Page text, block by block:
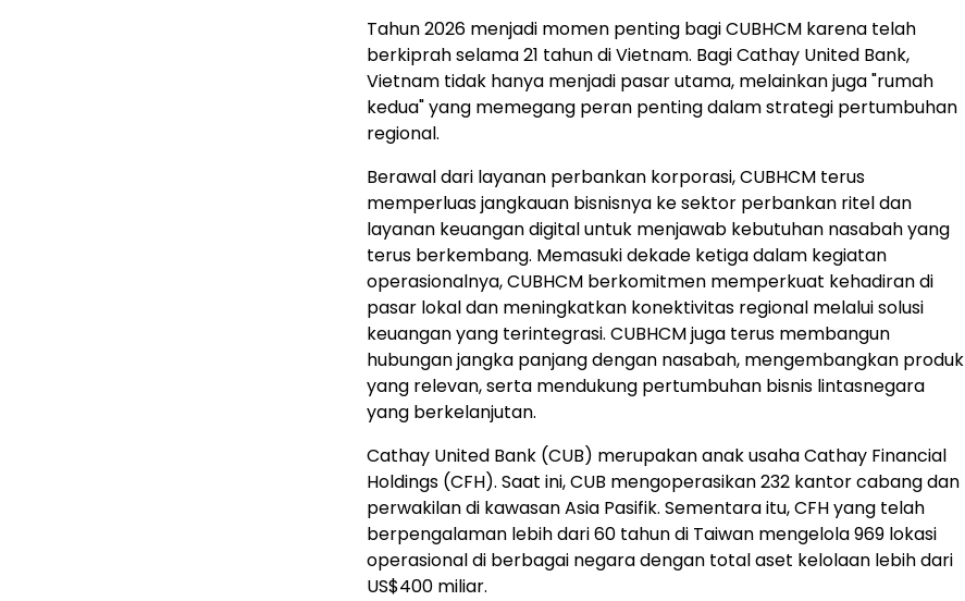
Tahun 2026 menjadi momen penting bagi CUBHCM karena telah
berkiprah selama 21 tahun di Vietnam. Bagi Cathay United Bank,
Vietnam tidak hanya menjadi pasar utama, melainkan juga "rumah
kedua" yang memegang peran penting dalam strategi pertumbuhan
regional.
Berawal dari layanan perbankan korporasi, CUBHCM terus
memperluas jangkauan bisnisnya ke sektor perbankan ritel dan
layanan keuangan digital untuk menjawab kebutuhan nasabah yang
terus berkembang. Memasuki dekade ketiga dalam kegiatan
operasionalnya, CUBHCM berkomitmen memperkuat kehadiran di
pasar lokal dan meningkatkan konektivitas regional melalui solusi
keuangan yang terintegrasi. CUBHCM juga terus membangun
hubungan jangka panjang dengan nasabah, mengembangkan produk
yang relevan, serta mendukung pertumbuhan bisnis lintasnegara
yang berkelanjutan.
Cathay United Bank (CUB) merupakan anak usaha Cathay Financial
Holdings (CFH). Saat ini, CUB mengoperasikan 232 kantor cabang dan
perwakilan di kawasan Asia Pasifik. Sementara itu, CFH yang telah
berpengalaman lebih dari 60 tahun di Taiwan mengelola 969 lokasi
operasional di berbagai negara dengan total aset kelolaan lebih dari
US$400 miliar.